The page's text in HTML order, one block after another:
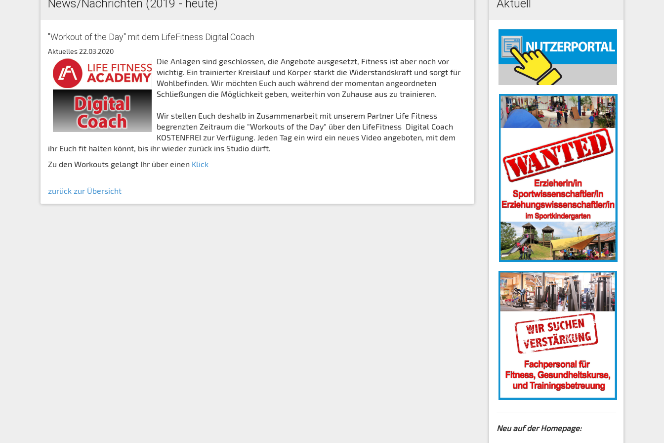
News/Nachrichten (2019 - heute)
"Workout of the Day" mit dem LifeFitness Digital Coach
Aktuelles 22.03.2020
Die Anlagen sind geschlossen, die Angebote ausgesetzt, Fitness ist aber noch vor
wichtig. Ein trainierter Kreislauf und Körper stärkt die Widerstandskraft und sorgt für
Wohlbefinden. Wir möchten Euch auch während der momentan angeordneten
Schließungen die Möglichkeit geben, weiterhin von Zuhause aus zu trainieren.
Wir stellen Euch deshalb in Zusammenarbeit mit unserem Partner Life Fitness
begrenzten Zeitraum die "Workouts of the Day" über den LifeFitness Digital Coach
KOSTENFREI zur Verfügung. Jeden Tag ein wird ein neues Video angeboten, mit dem
ihr Euch fit halten könnt, bis ihr wieder zurück ins Studio dürft.
Zu den Workouts gelangt Ihr über einen Klick
zurück zur Übersicht
Aktuell
Neu auf der Homepage: